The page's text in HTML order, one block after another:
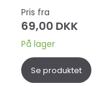
Pris fra
69,00 DKK
På lager
Se produktet